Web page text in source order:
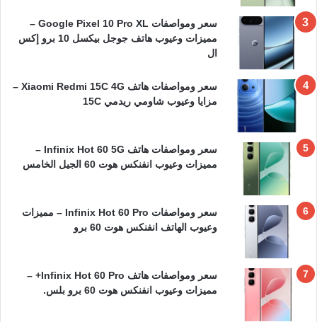
سعر ومواصفات Google Pixel 10 Pro XL –
مميزات وعيوب هاتف جوجل بيكسل 10 برو إكس
ال
سعر ومواصفات هاتف Xiaomi Redmi 15C 4G –
مزايا وعيوب شاومي ريدمي 15C
سعر ومواصفات هاتف Infinix Hot 60 5G –
مميزات وعيوب انفنكس هوت 60 الجيل الخامس
سعر ومواصفات Infinix Hot 60 Pro – مميزات
وعيوب الهاتف انفنكس هوت 60 برو
سعر ومواصفات هاتف Infinix Hot 60 Pro+ –
مميزات وعيوب انفنكس هوت 60 برو بلس.